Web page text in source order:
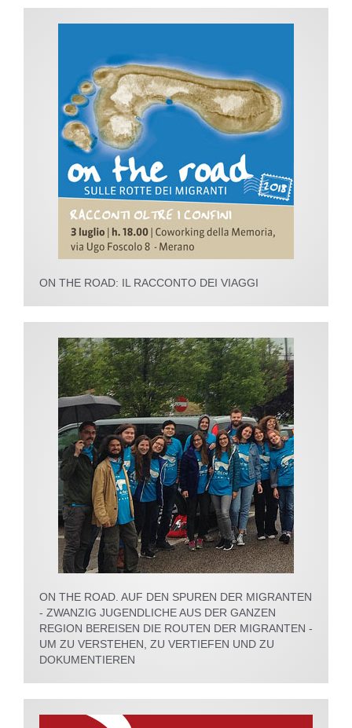
ON THE ROAD: IL RACCONTO DEI VIAGGI
ON THE ROAD. AUF DEN SPUREN DER MIGRANTEN
- ZWANZIG JUGENDLICHE AUS DER GANZEN
REGION BEREISEN DIE ROUTEN DER MIGRANTEN -
UM ZU VERSTEHEN, ZU VERTIEFEN UND ZU
DOKUMENTIEREN